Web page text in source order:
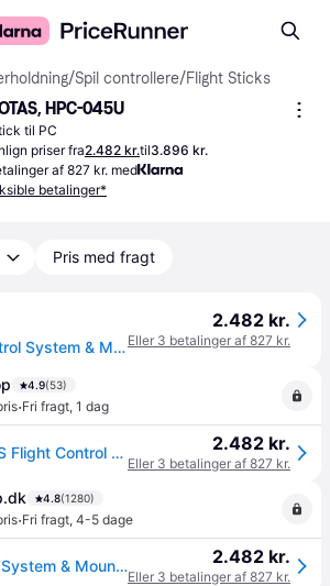
/Spil controllere/Flight Sticks
HPC-045U
til PC
priser fra2.482 kr.til3.896 kr.
af 827 kr. med
betalinger*
Pris med fragt
HORI Flight Control System & Mount - Wired Controller - PC
2.482 kr.
Eller 3 betalinger af 827 kr.
4.9(53)
·Fri fragt, 1 dag
HORI - HORI HOTAS Flight Control System & Mount for PC (Windows 11/10) High-End Flight Stick & Throttle for PC Flight Sims - Fri fragt og klar til levering - Prismatch 2.482 kr.
Eller 3 betalinger af 827 kr.
4.8(1280)
·Fri fragt, 4-5 dage
HORI Flight Control System & Mount - Wired Controller - PC 2.482 kr.
Eller 3 betalinger af 827 kr.